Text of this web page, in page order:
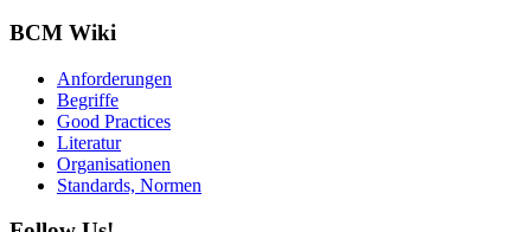
BCM Wiki
Anforderungen
Begriffe
Good Practices
Literatur
Organisationen
Standards, Normen